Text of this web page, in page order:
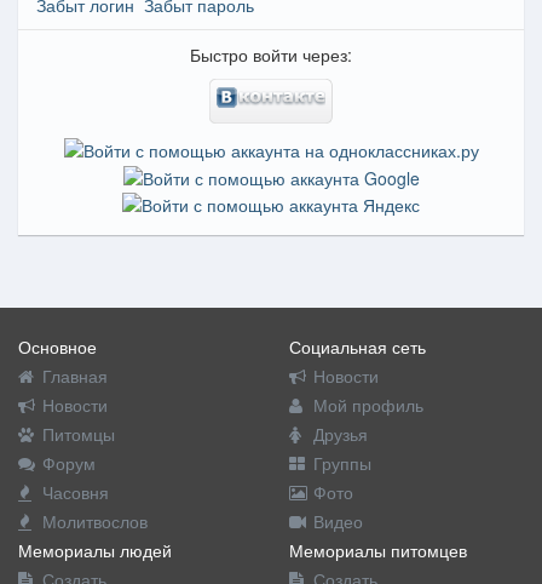
Забыт логин Забыт пароль
Быстро войти через:
Основное
Главная
Новости
Питомцы
Форум
Часовня
Молитвослов
Социальная сеть
Новости
Мой профиль
Друзья
Группы
Фото
Видео
Мемориалы людей
Мемориалы питомцев